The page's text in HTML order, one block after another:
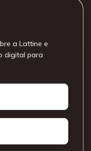
a Lattine e
digital para